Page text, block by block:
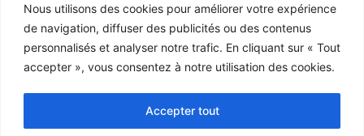
Nous utilisons des cookies pour améliorer votre expérience
de navigation, diffuser des publicités ou des contenus
personnalisés et analyser notre trafic. En cliquant sur « Tout
accepter », vous consentez à notre utilisation des cookies.
Accepter tout
WhatsApp : (+33) 6 52 17 85 46
E-mail : redaction@atlanticactu.com
E-mail : commercial@atlanticactu.com
Nous écrire Qui sommes-nous ?